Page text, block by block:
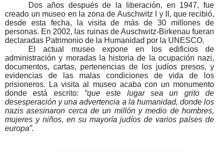
Dos años después de la liberación, en 1947, fue
creado un museo en la zona de Auschwitz I y II, que recibió,
desde esta fecha, la visita de más de 30 millones de
personas. En 2002, las ruinas de Auschwitz-Birkenau fueran
declaradas Patrimonio de la Humanidad por la UNESCO.
El actual museo expone en los edificios de
administración y moradas la historia de la ocupación nazi,
documentos, cartas, pertenencias de los judíos presos, y
evidencias de las malas condiciones de vida de los
prisioneros. La visita al museo acaba con un monumento
donde está escrito: “que este lugar sea un grito de
desesperación y una advertencia a la humanidad, donde los
nazis asesinaron cerca de un millón y medio de hombres,
mujeres y niños, en su mayoría judíos de varios países de
europa”.